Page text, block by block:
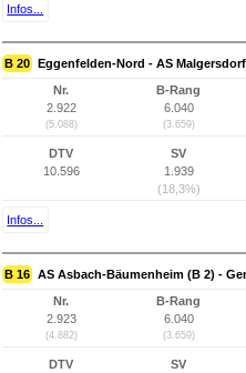
Infos...
B 20 Eggenfelden-Nord - AS Malgersdorf
Nr.
2.922
(5.088)
B-Rang
6.040
(3.659)
DTV
10.596
SV
1.939
(18,3%)
Infos...
B 16 AS Asbach-Bäumenheim (B 2) -
Nr.
2.923
(4.882)
B-Rang
6.040
(3.659)
DTV
SV